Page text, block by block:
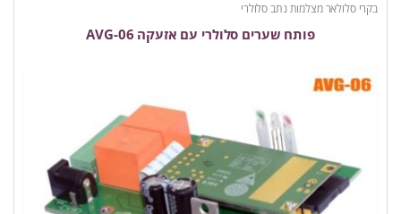
בקרי סלולאר מצלמות נתב סלולרי
פותח שערים סלולרי עם אזעקה AVG-06